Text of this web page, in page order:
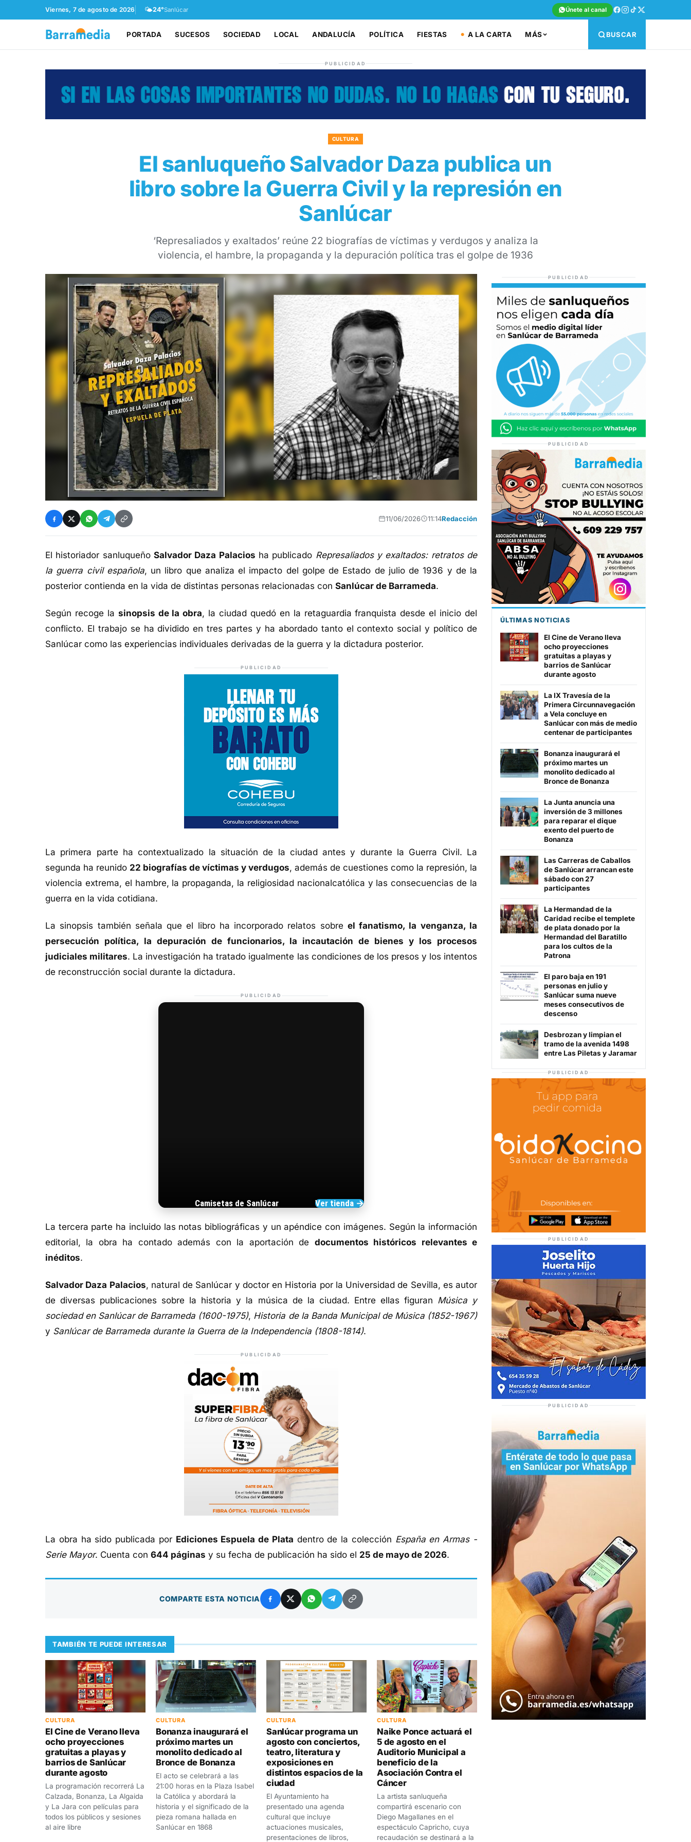
Viernes, 7 de agosto de 2026 🌤️24°Sanlúcar Únete al canal
PORTADA SUCESOS SOCIEDAD LOCAL ANDALUCÍA POLÍTICA FIESTAS A LA CARTA MÁS BUSCAR
PUBLICIDAD
CULTURA
El sanluqueño Salvador Daza publica un
libro sobre la Guerra Civil y la represión en
Sanlúcar
‘Represaliados y exaltados’ reúne 22 biografías de víctimas y verdugos y analiza la
violencia, el hambre, la propaganda y la depuración política tras el golpe de 1936
11/06/2026 11:14Redacción
El historiador sanluqueño Salvador Daza Palacios ha publicado Represaliados y exaltados: retratos de
la guerra civil española, un libro que analiza el impacto del golpe de Estado de julio de 1936 y de la
posterior contienda en la vida de distintas personas relacionadas con Sanlúcar de Barrameda.
Según recoge la sinopsis de la obra, la ciudad quedó en la retaguardia franquista desde el inicio del
conflicto. El trabajo se ha dividido en tres partes y ha abordado tanto el contexto social y político de
Sanlúcar como las experiencias individuales derivadas de la guerra y la dictadura posterior.
PUBLICIDAD
La primera parte ha contextualizado la situación de la ciudad antes y durante la Guerra Civil. La
segunda ha reunido 22 biografías de víctimas y verdugos, además de cuestiones como la represión, la
violencia extrema, el hambre, la propaganda, la religiosidad nacionalcatólica y las consecuencias de la
guerra en la vida cotidiana.
La sinopsis también señala que el libro ha incorporado relatos sobre el fanatismo, la venganza, la
persecución política, la depuración de funcionarios, la incautación de bienes y los procesos
judiciales militares. La investigación ha tratado igualmente las condiciones de los presos y los intentos
de reconstrucción social durante la dictadura.
PUBLICIDAD
Camisetas de Sanlúcar Ver tienda →
La tercera parte ha incluido las notas bibliográficas y un apéndice con imágenes. Según la información
editorial, la obra ha contado además con la aportación de documentos históricos relevantes e
inéditos.
Salvador Daza Palacios, natural de Sanlúcar y doctor en Historia por la Universidad de Sevilla, es autor
de diversas publicaciones sobre la historia y la música de la ciudad. Entre ellas figuran Música y
sociedad en Sanlúcar de Barrameda (1600-1975), Historia de la Banda Municipal de Música (1852-1967)
y Sanlúcar de Barrameda durante la Guerra de la Independencia (1808-1814).
PUBLICIDAD
La obra ha sido publicada por Ediciones Espuela de Plata dentro de la colección España en Armas -
Serie Mayor. Cuenta con 644 páginas y su fecha de publicación ha sido el 25 de mayo de 2026.
COMPARTE ESTA NOTICIA
TAMBIÉN TE PUEDE INTERESAR
CULTURA
El Cine de Verano lleva
ocho proyecciones
gratuitas a playas y
barrios de Sanlúcar
durante agosto
La programación recorrerá La
Calzada, Bonanza, La Algaida
y La Jara con películas para
todos los públicos y sesiones
al aire libre
CULTURA
Bonanza inaugurará el
próximo martes un
monolito dedicado al
Bronce de Bonanza
El acto se celebrará a las
21:00 horas en la Plaza Isabel
la Católica y abordará la
historia y el significado de la
pieza romana hallada en
Sanlúcar en 1868
CULTURA
Sanlúcar programa un
agosto con conciertos,
teatro, literatura y
exposiciones en
distintos espacios de la
ciudad
El Ayuntamiento ha
presentado una agenda
cultural que incluye
actuaciones musicales,
presentaciones de libros,
CULTURA
Naike Ponce actuará el
5 de agosto en el
Auditorio Municipal a
beneficio de la
Asociación Contra el
Cáncer
La artista sanluqueña
compartirá escenario con
Diego Magallanes en el
espectáculo Capricho, cuya
recaudación se destinará a la
PUBLICIDAD
PUBLICIDAD
ÚLTIMAS NOTICIAS
El Cine de Verano lleva
ocho proyecciones
gratuitas a playas y
barrios de Sanlúcar
durante agosto
La IX Travesía de la
Primera Circunnavegación
a Vela concluye en
Sanlúcar con más de medio
centenar de participantes
Bonanza inaugurará el
próximo martes un
monolito dedicado al
Bronce de Bonanza
La Junta anuncia una
inversión de 3 millones
para reparar el dique
exento del puerto de
Bonanza
Las Carreras de Caballos
de Sanlúcar arrancan este
sábado con 27
participantes
La Hermandad de la
Caridad recibe el templete
de plata donado por la
Hermandad del Baratillo
para los cultos de la
Patrona
El paro baja en 191
personas en julio y
Sanlúcar suma nueve
meses consecutivos de
descenso
Desbrozan y limpian el
tramo de la avenida 1498
entre Las Piletas y Jaramar
PUBLICIDAD
PUBLICIDAD
PUBLICIDAD